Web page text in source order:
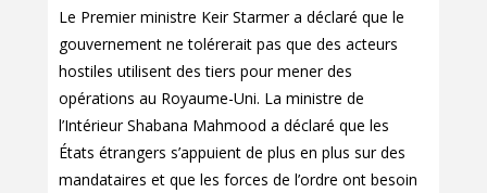
Le Premier ministre Keir Starmer a déclaré que le
gouvernement ne tolérerait pas que des acteurs
hostiles utilisent des tiers pour mener des
opérations au Royaume-Uni. La ministre de
l’Intérieur Shabana Mahmood a déclaré que les
États étrangers s’appuient de plus en plus sur des
mandataires et que les forces de l’ordre ont besoin